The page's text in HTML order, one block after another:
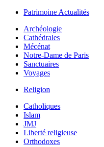
Patrimoine Actualités
Archéologie
Cathédrales
Mécénat
Notre-Dame de Paris
Sanctuaires
Voyages
Religion
Catholiques
Islam
JMJ
Liberté religieuse
Orthodoxes